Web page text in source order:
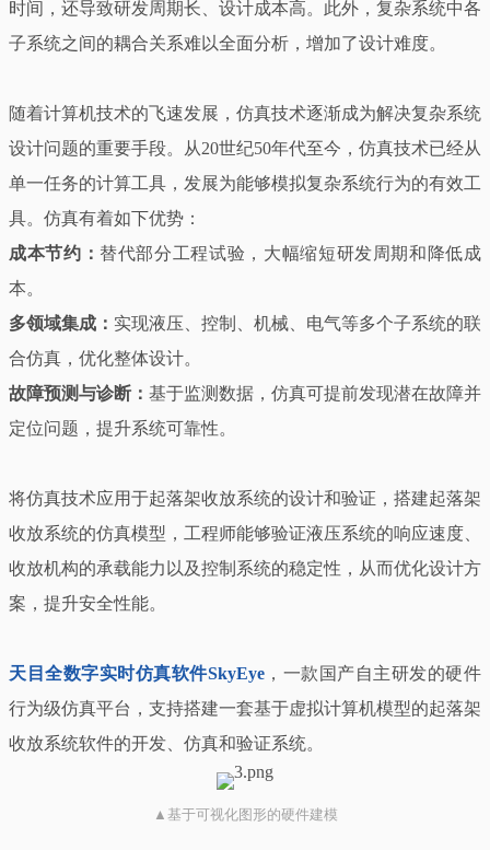
时间，还导致研发周期长、设计成本高。此外，复杂系统中各
子系统之间的耦合关系难以全面分析，增加了设计难度。
随着计算机技术的飞速发展，仿真技术逐渐成为解决复杂系统
设计问题的重要手段。从20世纪50年代至今，仿真技术已经从
单一任务的计算工具，发展为能够模拟复杂系统行为的有效工
具。仿真有着如下优势：
成本节约： 替代部分工程试验，大幅缩短研发周期和降低成
本。
多领域集成： 实现液压、控制、机械、电气等多个子系统的联
合仿真，优化整体设计。
故障预测与诊断： 基于监测数据，仿真可提前发现潜在故障并
定位问题，提升系统可靠性。
将仿真技术应用于起落架收放系统的设计和验证，搭建起落架
收放系统的仿真模型，工程师能够验证液压系统的响应速度、
收放机构的承载能力以及控制系统的稳定性，从而优化设计方
案，提升安全性能。
天目全数字实时仿真软件SkyEye，一款国产自主研发的硬件
行为级仿真平台，支持搭建一套基于虚拟计算机模型的起落架
收放系统软件的开发、仿真和验证系统。
▲基于可视化图形的硬件建模